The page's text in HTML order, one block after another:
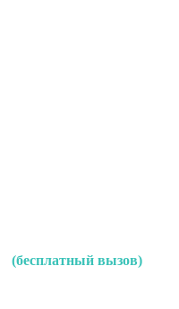
(бесплатный вызов)